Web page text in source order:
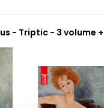
- Triptic - 3 volume